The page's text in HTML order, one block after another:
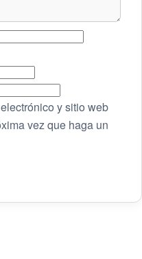
y sitio web
vez que haga un